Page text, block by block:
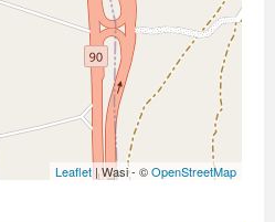
Leaflet | Wasi - ©OpenStreetMap